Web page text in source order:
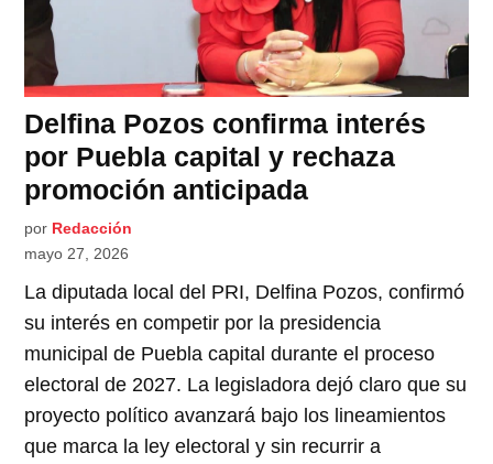
Delfina Pozos confirma interés
por Puebla capital y rechaza
promoción anticipada
por Redacción
mayo 27, 2026
La diputada local del PRI, Delfina Pozos, confirmó
su interés en competir por la presidencia
municipal de Puebla capital durante el proceso
electoral de 2027. La legisladora dejó claro que su
proyecto político avanzará bajo los lineamientos
que marca la ley electoral y sin recurrir a